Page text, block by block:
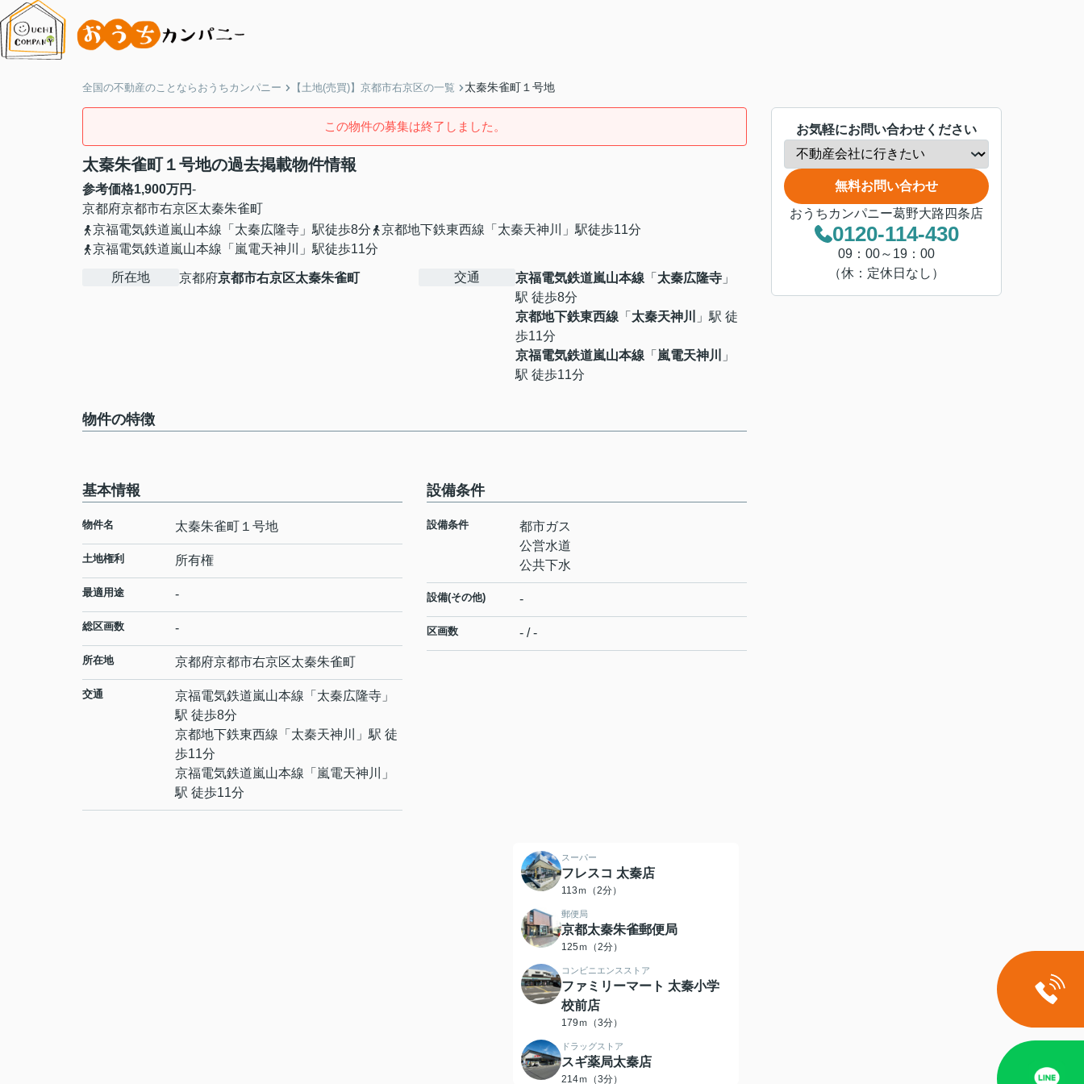
全国の不動産のことならおうちカンパニー 【土地(売買)】京都市右京区の一覧 太秦朱雀町１号地
この物件の募集は終了しました。
太秦朱雀町１号地の過去掲載物件情報
参考価格1,900万円-
京都府京都市右京区太秦朱雀町
京福電気鉄道嵐山本線「太秦広隆寺」駅徒歩8分
京都地下鉄東西線「太秦天神川」駅徒歩11分
京福電気鉄道嵐山本線「嵐電天神川」駅徒歩11分
所在地 京都府京都市右京区太秦朱雀町 交通 京福電気鉄道嵐山本線 「 太秦広隆寺 」
駅 徒歩8分
京都地下鉄東西線 「 太秦天神川
」駅 徒
歩11分
京福電気鉄道嵐山本線 「 嵐電天神川
」
駅 徒歩11分
物件の特徴
基本情報
物件名 太秦朱雀町１号地
土地権利 所有権
最適用途 -
総区画数 -
所在地 京都府京都市右京区太秦朱雀町
交通 京福電気鉄道嵐山本線 「 太秦広隆寺 」
駅 徒歩8分
京都地下鉄東西線 「 太秦天神川
」駅 徒
歩11分
京福電気鉄道嵐山本線 「 嵐電天神川
」
駅 徒歩11分
設備条件
設備条件
都市ガス
公営水道
公共下水
設備(その他) -
区画数 - / -
スーパー
フレスコ 太秦店
113ｍ（2分）
郵便局
京都太秦朱雀郵便局
125ｍ（2分）
コンビニエンスストア
ファミリーマート 太秦小学
校前店
179ｍ（3分）
ドラッグストア
スギ薬局太秦店
214ｍ（3分）
お気軽にお問い合わせください
無料お問い合わせ
おうちカンパニー葛野大路四条店
0120-114-430
09：00～19：00
（休：定休日なし）